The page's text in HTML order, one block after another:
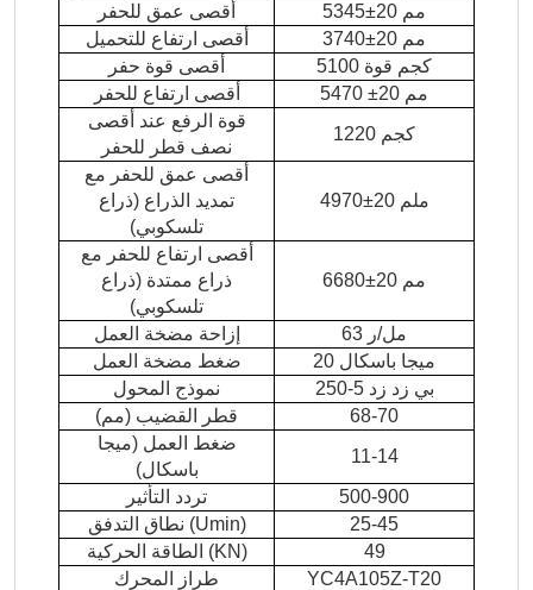
أقصى عمق للحفر
5345±20 مم
أقصى ارتفاع للتحميل
3740±20 مم
أقصى قوة حفر
5100 كجم قوة
أقصى ارتفاع للحفر
5470 ±20 مم
قوة الرفع عند أقصى
نصف قطر للحفر
1220 كجم
أقصى عمق للحفر مع
تمديد الذراع (ذراع
تلسكوبي)
4970±20 ملم
أقصى ارتفاع للحفر مع
ذراع ممتدة (ذراع
تلسكوبي)
6680±20 مم
إزاحة مضخة العمل
63 مل/ر
ضغط مضخة العمل
20 ميجا باسكال
نموذج المحول
بي زد زد 5-250
قطر القضيب (مم)
68-70
ضغط العمل (ميجا
باسكال)
11-14
تردد التأثير
500-900
نطاق التدفق (Umin)
25-45
الطاقة الحركية (KN)
49
طراز المحرك
YC4A105Z-T20